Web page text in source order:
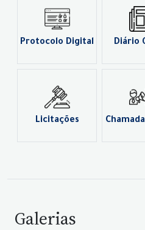
Protocolo Digital Diário
Licitações
Galerias